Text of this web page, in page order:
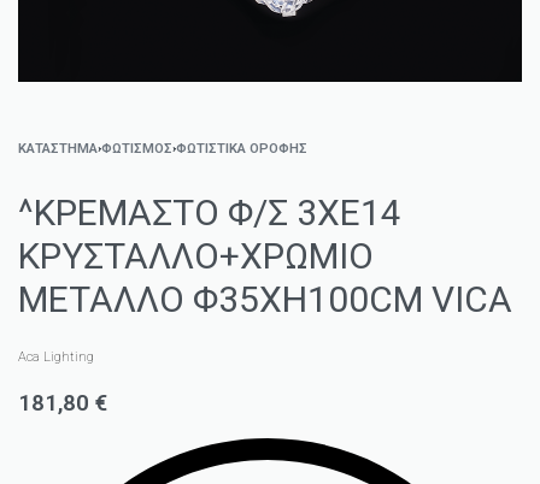
ΚΑΤΑΣΤΗΜΑ›ΦΩΤΙΣΜΌΣ›ΦΩΤΙΣΤΙΚΆ ΟΡΟΦΉΣ
^ΚΡΕΜΑΣΤΟ Φ/Σ 3ΧΕ14
ΚΡΥΣΤΑΛΛΟ+ΧΡΩΜΙΟ
ΜΕΤΑΛΛΟ Φ35ΧΗ100CM VICA
Aca Lighting
181,80 €